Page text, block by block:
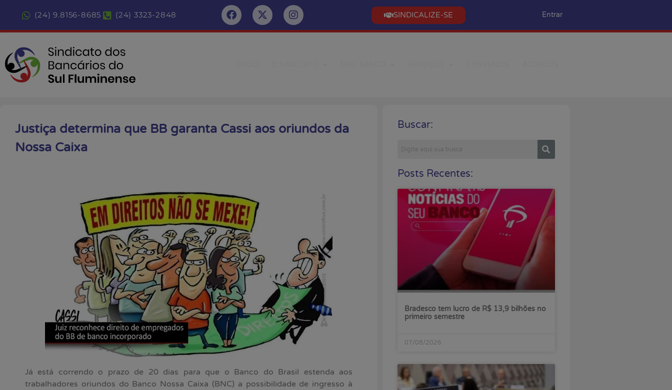
(24) 9.8156-8685 (24) 3323-2848 SINDICALIZE-SE Entrar
Justiça determina que BB garanta Cassi aos oriundos da
Nossa Caixa
Já está correndo o prazo de 20 dias para que o Banco do Brasil estenda aos
trabalhadores oriundos do Banco Nossa Caixa (BNC) a possibilidade de ingresso à
Buscar:
Posts Recentes:
Bradesco tem lucro de R$ 13,9 bilhões no
primeiro semestre
07/08/2026